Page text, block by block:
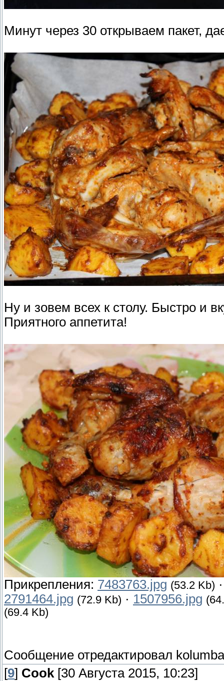
Минут через 30 открываем пакет,
Ну и зовем всех к столу. Быстро и
Приятного аппетита!
Прикрепления: 7483763.jpg (53.2 Kb)
2791464.jpg (72.9 Kb) · 1507956.jpg
(69.4 Kb)
Сообщение отредактировал
[9] Cook [30 Августа 2015, 10:23]